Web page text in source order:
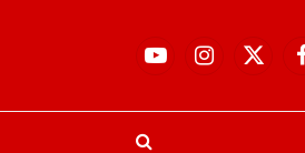
فيسبوكX
الانستغراميوتيوب